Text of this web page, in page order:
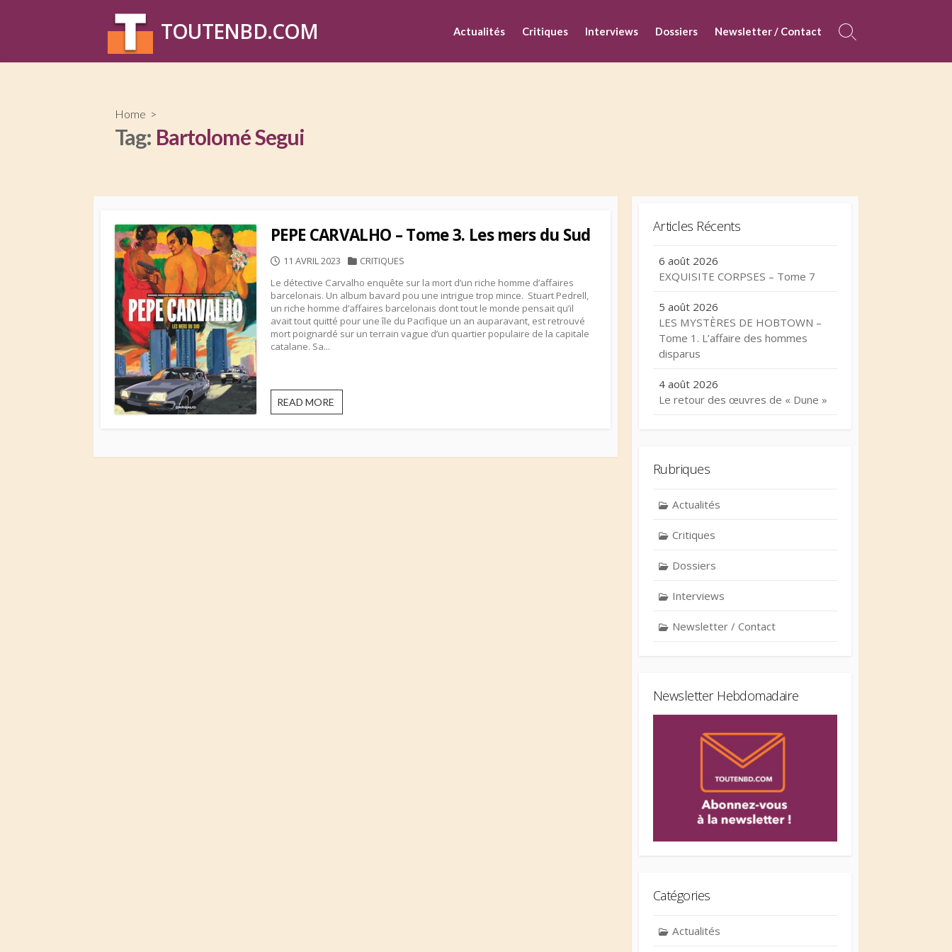
TOUTENBD.COM Actualités Critiques Interviews Dossiers Newsletter / Contact
Search
Home >
Tag: Bartolomé Segui
PEPE CARVALHO – Tome 3. Les mers du Sud
PUBLISHED
11 AVRIL 2023 CATEGORIES
CRITIQUES
Le détective Carvalho enquête sur la mort d’un riche homme d’affaires
barcelonais. Un album bavard pou une intrigue trop mince. Stuart Pedrell,
un riche homme d’affaires barcelonais dont tout le monde pensait qu’il
avait tout quitté pour une île du Pacifique un an auparavant, est retrouvé
mort poignardé sur un terrain vague d’un quartier populaire de la capitale
catalane. Sa...
READ MORE
CARVALHO
3.
Articles Récents
6 août 2026
EXQUISITE CORPSES – Tome 7
5 août 2026
LES MYSTÈRES DE HOBTOWN –
Tome 1. L’affaire des hommes
disparus
4 août 2026
Le retour des œuvres de « Dune »
Rubriques
Actualités
Critiques
Dossiers
Interviews
Newsletter / Contact
Newsletter Hebdomadaire
Catégories
Actualités